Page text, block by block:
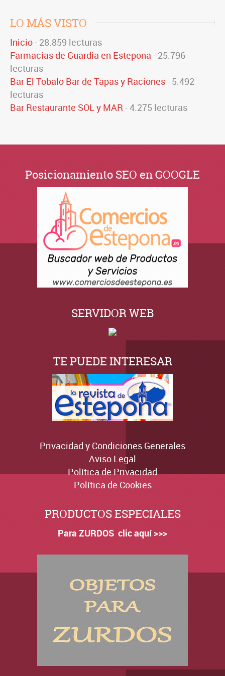
LO MÁS VISTO
Inicio- 28.859 lecturas
Farmacias de Guardia en Estepona - 25.796
lecturas
Bar El Tobalo Bar de Tapas y Raciones- 5.492
lecturas
Bar Restaurante SOL y MAR - 4.275 lecturas
Posicionamiento SEO en GOOGLE
SERVIDOR WEB
TE PUEDE INTERESAR
Privacidad y Condiciones Generales
Aviso Legal
Política de Privacidad
Política de Cookies
PRODUCTOS ESPECIALES
Para ZURDOS clic aquí >>>